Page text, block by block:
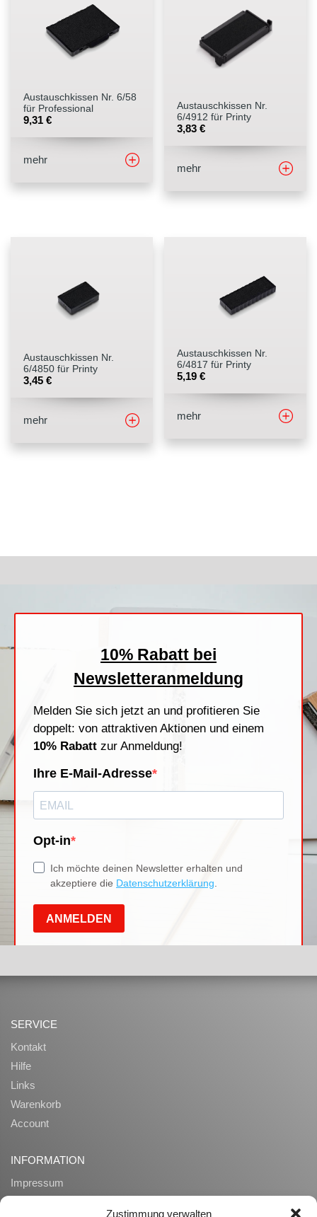
Zustimmung verwalten
Austauschkissen Nr. 6/58
für Professional
9,31 €
mehr
Austauschkissen Nr.
6/4912 für Printy
3,83€
mehr
Austauschkissen Nr.
6/4850 für Printy
3,45 €
mehr
Austauschkissen Nr.
6/4817 für Printy
5,19€
mehr
SERVICE
Kontakt
Hilfe
Links
Warenkorb
Account
INFORMATION
Impressum